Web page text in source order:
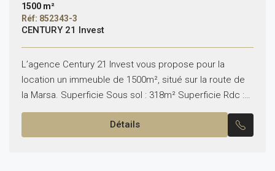
1500 m²
Réf: 852343-3
CENTURY 21 Invest
L’agence Century 21 Invest vous propose pour la
location un immeuble de 1500m², situé sur la route de
la Marsa. Superficie Sous sol : 318m² Superficie Rdc :
324m² Superficie 1ᵉʳ étage...
Détails